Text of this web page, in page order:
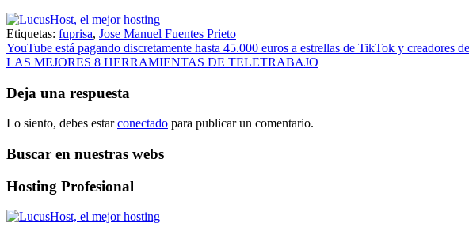
Etiquetas: fuprisa, Jose Manuel Fuentes Prieto
Navegación
de
entradas
YouTube está pagando discretamente hasta 45.000 euros a estrellas de TikTok y creadores
LAS MEJORES 8 HERRAMIENTAS DE TELETRABAJO
Deja una respuesta
Lo siento, debes estarconectado para publicar un comentario.
Buscar en nuestras webs
Hosting Profesional